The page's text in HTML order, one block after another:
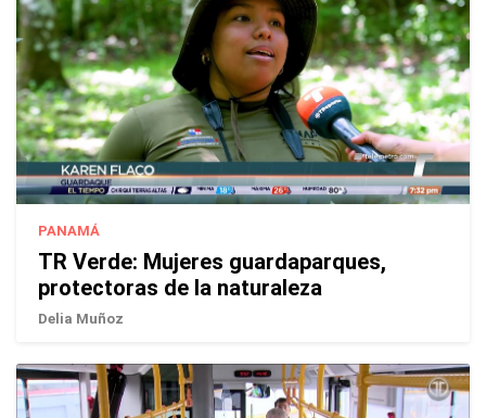
PANAMÁ
TR Verde: Mujeres guardaparques,
protectoras de la naturaleza
Delia Muñoz